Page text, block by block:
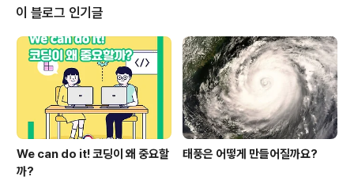
하는 등 취업 분야에 있어서도 힘들어하는 상황을 겪었던
것을 알 수 있었습니다. 교육 위기가 확산된 상황 속에서 교
육부는 국가장학금 확대를 통한 교육비 부담완화, 그린스
마트 미래학교로의 변화, K-MOOC 사업 확대 등 학생들
의 교육권을 적극적으로 보장하기 위해 다양한 정책을 마
련하였습니다. 나아가, 전기안전..
이 블로그 인기글
We can do it! 코딩이 왜 중요할
까?
태풍은 어떻게 만들어질까요?